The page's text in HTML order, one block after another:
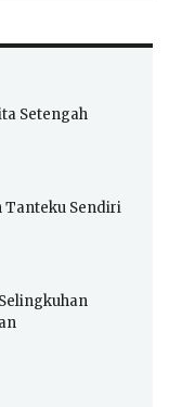
Setengah
Tanteku Sendiri